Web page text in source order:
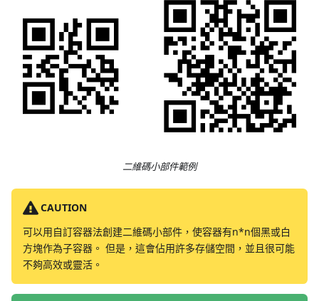
二維碼小部件範例
CAUTION
可以用自訂容器法創建二維碼小部件，使容器有n*n個黑或白
方塊作為子容器。 但是，這會佔用許多存儲空間，並且很可能
不夠高效或靈活。